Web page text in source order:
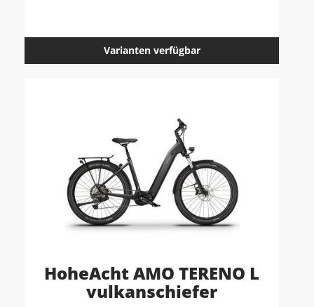
Varianten verfügbar
HoheAcht AMO TERENO L
vulkanschiefer